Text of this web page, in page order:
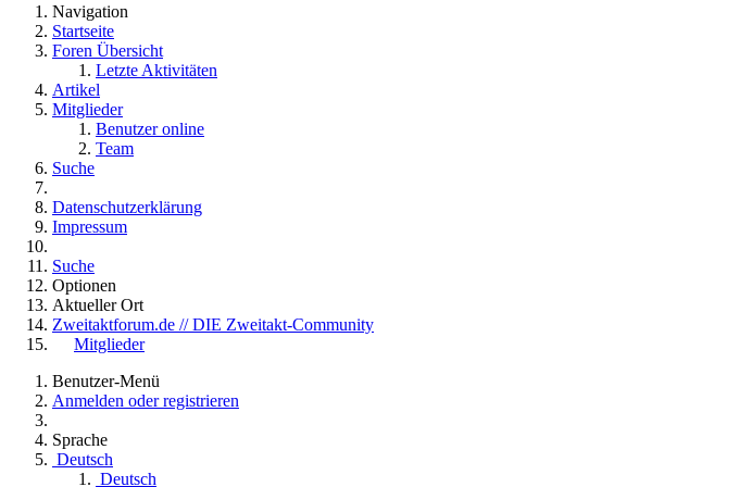
Navigation
Startseite
Foren Übersicht
Letzte Aktivitäten
Artikel
Mitglieder
Benutzer online
Team
Suche
Datenschutzerklärung
Impressum
Suche
Optionen
Aktueller Ort
Zweitaktforum.de // DIE Zweitakt-Community
Mitglieder
Benutzer-Menü
Anmelden oder registrieren
Sprache
Deutsch
Deutsch